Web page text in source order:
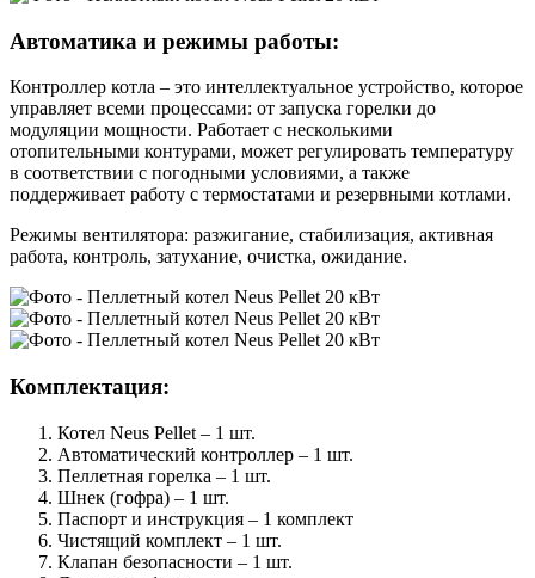
Автоматика и режимы работы:
Контроллер котла – это интеллектуальное устройство, которое
управляет всеми процессами: от запуска горелки до
модуляции мощности. Работает с несколькими
отопительными контурами, может регулировать температуру
в соответствии с погодными условиями, а также
поддерживает работу с термостатами и резервными котлами.
Режимы вентилятора: разжигание, стабилизация, активная
работа, контроль, затухание, очистка, ожидание.
Комплектация:
Котел Neus Pellet – 1 шт.
Автоматический контроллер – 1 шт.
Пеллетная горелка – 1 шт.
Шнек (гофра) – 1 шт.
Паспорт и инструкция – 1 комплект
Чистящий комплект – 1 шт.
Клапан безопасности – 1 шт.